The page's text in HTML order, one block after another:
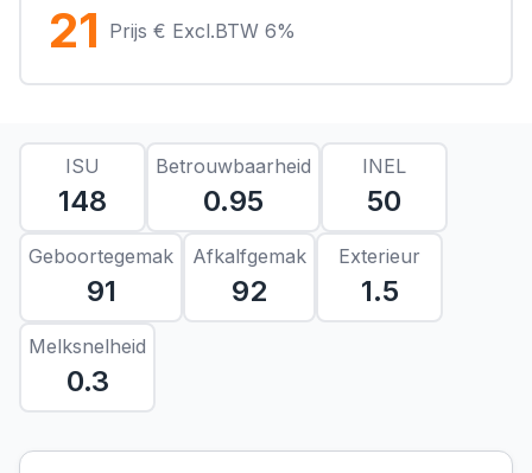
21 Prijs € Excl.BTW 6%
ISU
148
Betrouwbaarheid
0.95
INEL
50
Geboortegemak
91
Afkalfgemak
92
Exterieur
1.5
Melksnelheid
0.3